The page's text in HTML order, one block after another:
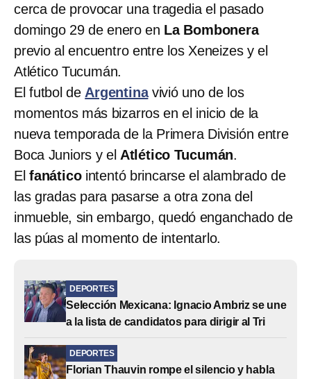
cerca de provocar una tragedia el pasado
domingo 29 de enero en La Bombonera
previo al encuentro entre los Xeneizes y el
Atlético Tucumán.
El futbol de Argentinavivió uno de los
momentos más bizarros en el inicio de la
nueva temporada de la Primera División entre
Boca Juniors y el Atlético Tucumán.
El fanáticointentó brincarse el alambrado de
las gradas para pasarse a otra zona del
inmueble, sin embargo, quedó enganchado de
las púas al momento de intentarlo.
DEPORTES
Selección Mexicana: Ignacio Ambriz se une
a la lista de candidatos para dirigir al Tri
DEPORTES
Florian Thauvin rompe el silencio y habla